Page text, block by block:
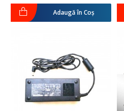
Adaugă în Coş